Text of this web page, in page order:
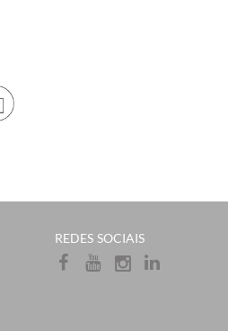
​REDES SOCIAIS